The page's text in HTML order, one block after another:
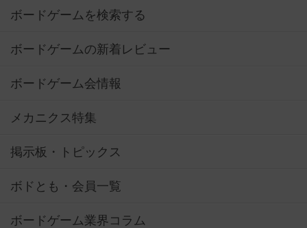
ボードゲームを検索する
ボードゲームの新着レビュー
ボードゲーム会情報
メカニクス特集
掲示板・トピックス
ボドとも・会員一覧
ボードゲーム業界コラム